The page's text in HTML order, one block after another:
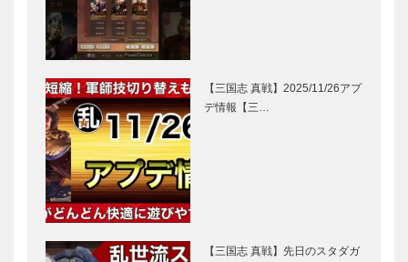
【三国志 真戦】2025/11/26アプ
デ情報【三…
【三国志 真戦】先日のスタダガ